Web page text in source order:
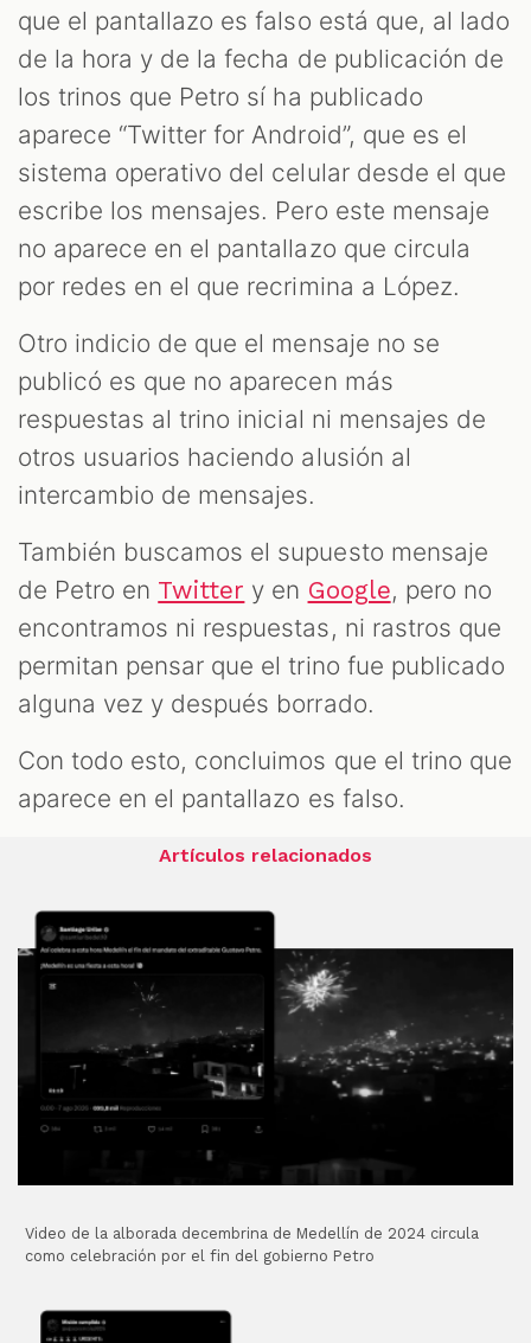
que el pantallazo es falso está que, al lado
de la hora y de la fecha de publicación de
los trinos que Petro sí ha publicado
aparece “Twitter for Android”, que es el
sistema operativo del celular desde el que
escribe los mensajes. Pero este mensaje
no aparece en el pantallazo que circula
por redes en el que recrimina a López.
Otro indicio de que el mensaje no se
publicó es que no aparecen más
respuestas al trino inicial ni mensajes de
otros usuarios haciendo alusión al
intercambio de mensajes.
También buscamos el supuesto mensaje
de Petro en Twitter y en Google, pero no
encontramos ni respuestas, ni rastros que
permitan pensar que el trino fue publicado
alguna vez y después borrado.
Con todo esto, concluimos que el trino que
aparece en el pantallazo es falso.
Artículos relacionados
Video de la alborada decembrina de Medellín de 2024 circula
como celebración por el fin del gobierno Petro